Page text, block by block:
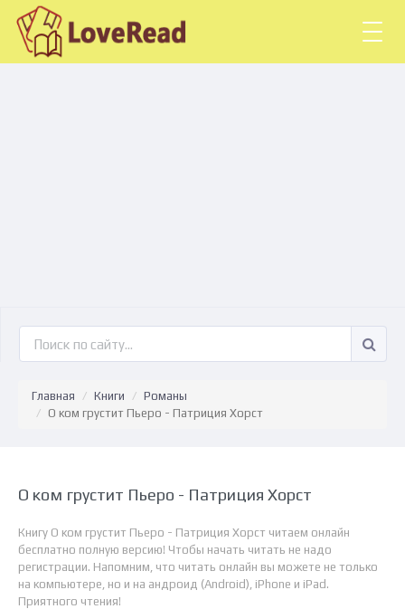
Главная Книги
Романы
О ком грустит Пьеро - Патриция Хорст
О ком грустит Пьеро - Патриция Хорст
Книгу О ком грустит Пьеро - Патриция Хорст читаем онлайн
бесплатно полную версию! Чтобы начать читать не надо
регистрации. Напомним, что читать онлайн вы можете не только
на компьютере, но и на андроид (Android), iPhone и iPad.
Приятного чтения!